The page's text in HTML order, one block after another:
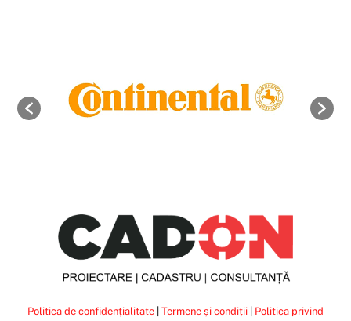
Politica de confidențialitate Termene și condiții
Politica privind